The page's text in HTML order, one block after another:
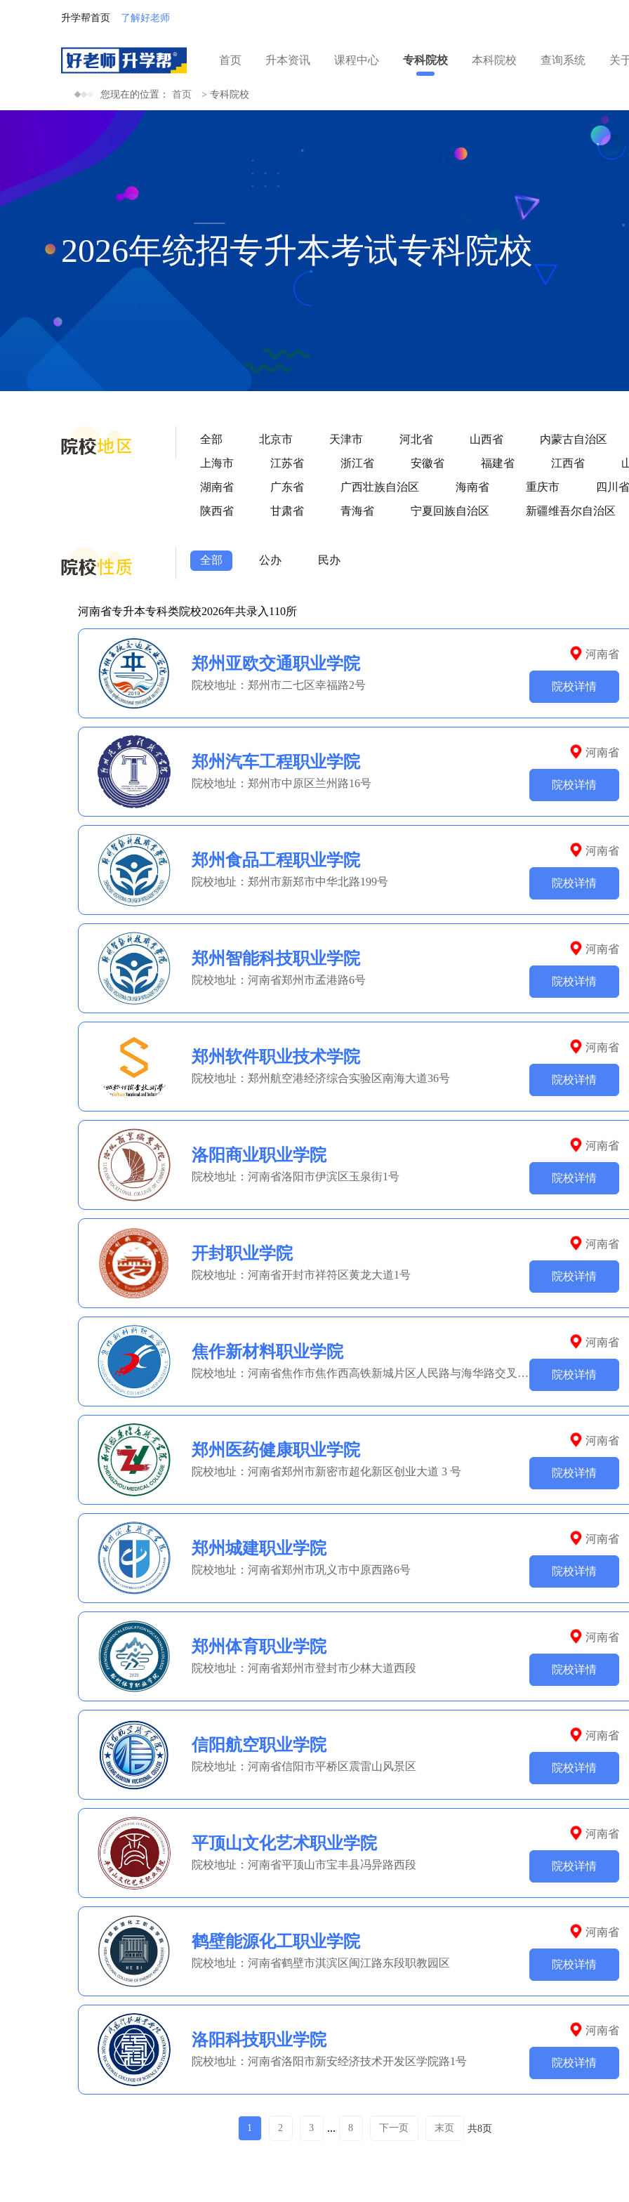
升学帮首页 了解好老师
首页 升本资讯 课程中心 专科院校 本科院校 查询系统 关
您现在的位置： 首页 > 专科院校
2026年统招专升本考试专科院校
全部 北京市 天津市 河北省 山西省 内蒙古自治区
上海市
江苏省 浙江省 安徽省 福建省 江西省
湖南省
广东省 广西壮族自治区 海南省 重庆市 四川省
陕西省
甘肃省 青海省 宁夏回族自治区 新疆维吾尔自治区
全部 公办 民办
河南省专升本专科类院校2026年共录入 110所
郑州亚欧交通职业学院
院校地址：郑州市二七区幸福路2号
河南省
院校详情
郑州汽车工程职业学院
院校地址：郑州市中原区兰州路16号
河南省
院校详情
郑州食品工程职业学院
院校地址：郑州市新郑市中华北路199号
河南省
院校详情
郑州智能科技职业学院
院校地址：河南省郑州市孟港路6号
河南省
院校详情
郑州软件职业技术学院
院校地址：郑州航空港经济综合实验区南海大道36号
河南省
院校详情
洛阳商业职业学院
院校地址：河南省洛阳市伊滨区玉泉街1号
河南省
院校详情
开封职业学院
院校地址：河南省开封市祥符区黄龙大道1号
河南省
院校详情
焦作新材料职业学院
院校地址：河南省焦作市焦作西高铁新城片区人民路与海华路交叉口东南角
河南省
院校详情
郑州医药健康职业学院
院校地址：河南省郑州市新密市超化新区创业大道 3 号
河南省
院校详情
郑州城建职业学院
院校地址：河南省郑州市巩义市中原西路6号
河南省
院校详情
郑州体育职业学院
院校地址：河南省郑州市登封市少林大道西段
河南省
院校详情
信阳航空职业学院
院校地址：河南省信阳市平桥区震雷山风景区
河南省
院校详情
平顶山文化艺术职业学院
院校地址：河南省平顶山市宝丰县冯异路西段
河南省
院校详情
鹤壁能源化工职业学院
院校地址：河南省鹤壁市淇滨区闽江路东段职教园区
河南省
院校详情
洛阳科技职业学院
院校地址：河南省洛阳市新安经济技术开发区学院路1号
河南省
院校详情
1 2 3 ... 8 下一页 末页 共8页